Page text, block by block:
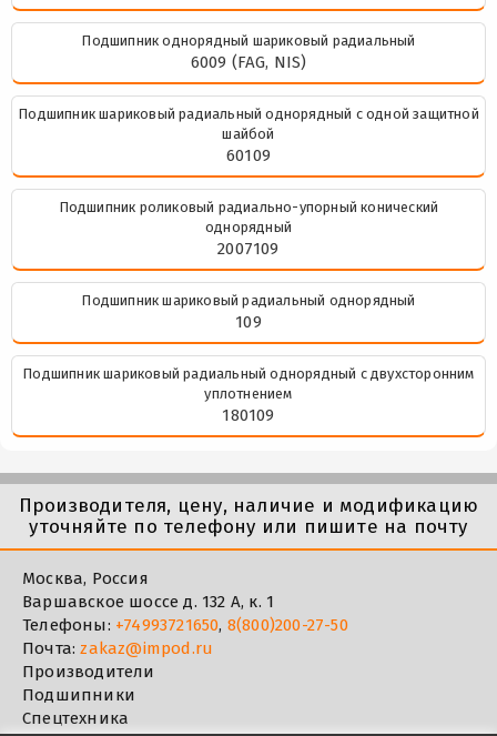
Подшипник однорядный шариковый радиальный
6009 (FAG, NIS)
Подшипник шариковый радиальный однорядный с одной защитной
шайбой
60109
Подшипник роликовый радиально-упорный конический
однорядный
2007109
Подшипник шариковый радиальный однорядный
109
Подшипник шариковый радиальный однорядный с двухсторонним
уплотнением
180109
Производителя, цену, наличие и модификацию
уточняйте по телефону или пишите на почту
Москва, Россия
Варшавское шоссе д. 132 А, к. 1
Телефоны: +74993721650, 8(800)200-27-50
Почта:zakaz@impod.ru
Производители
Подшипники
Спецтехника